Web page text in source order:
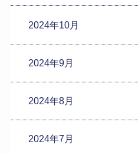
2024年10月
2024年9月
2024年8月
2024年7月